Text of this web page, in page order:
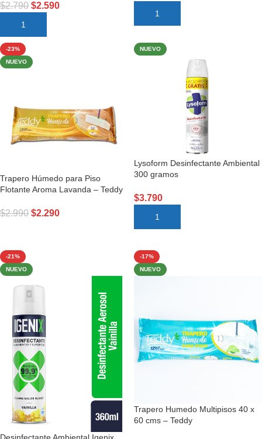
$2.790 $2.590
AÑADIR AL CARRITO
AÑADIR AL CARRITO
-23%
NUEVO
Trapero Húmedo para Piso
Flotante Aroma Lavanda – Teddy
$2.990 $2.290
NUEVO
Lysoform Desinfectante Ambiental
300 gramos
$3.790
AÑADIR AL CARRITO
-21%
NUEVO
-17%
NUEVO
Trapero Humedo Multipisos 40 x
60 cms – Teddy